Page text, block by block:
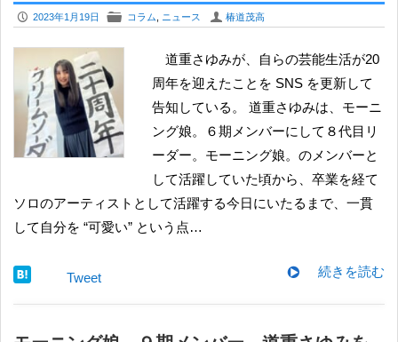
P 2023年1月19日 F コラム ニュース U 椿道茂高
道重さゆみが、自らの芸能生活が20
周年を迎えたことを SNS を更新して
告知している。 道重さゆみは、モーニ
ング娘。６期メンバーにして８代目リ
ーダー。モーニング娘。のメンバーと
して活躍していた頃から、卒業を経て
ソロのアーティストとして活躍する今日にいたるまで、一貫
して自分を “可愛い” という点…
続きを読む
Tweet